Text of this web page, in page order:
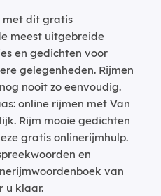
met dit gratis
meest uitgebreide
en gedichten voor
gelegenheden. Rijmen
nooit zo eenvoudig.
online rijmen met Van
Rijm mooie gedichten
gratis onlinerijmhulp.
en
van
u klaar.